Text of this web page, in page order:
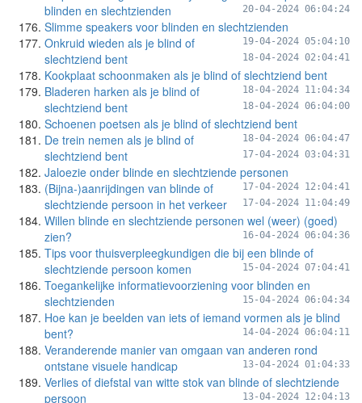
blinden en slechtzienden
20-04-2024 06:04:24
Slimme speakers voor blinden en slechtzienden
19-04-2024 05:04:10
Onkruid wieden als je blind of
slechtziend bent
18-04-2024 02:04:41
Kookplaat schoonmaken als je blind of slechtziend bent
18-04-2024 11:04:34
Bladeren harken als je blind of
slechtziend bent
18-04-2024 06:04:00
Schoenen poetsen als je blind of slechtziend bent
18-04-2024 06:04:47
De trein nemen als je blind of
slechtziend bent
17-04-2024 03:04:31
Jaloezie onder blinde en slechtziende personen
17-04-2024 12:04:41
(Bijna-)aanrijdingen van blinde of
slechtziende persoon in het verkeer
17-04-2024 11:04:49
Willen blinde en slechtziende personen wel (weer) (goed)
zien?
16-04-2024 06:04:36
Tips voor thuisverpleegkundigen die bij een blinde of
slechtziende persoon komen
15-04-2024 07:04:41
Toegankelijke informatievoorziening voor blinden en
slechtzienden
15-04-2024 06:04:34
Hoe kan je beelden van iets of iemand vormen als je blind
bent?
14-04-2024 06:04:11
Veranderende manier van omgaan van anderen rond
ontstane visuele handicap
13-04-2024 01:04:33
Verlies of diefstal van witte stok van blinde of slechtziende
persoon
13-04-2024 12:04:13